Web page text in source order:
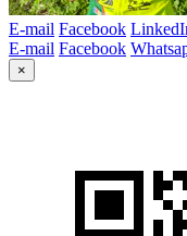
E-mail Facebook
E-mail Facebook
×